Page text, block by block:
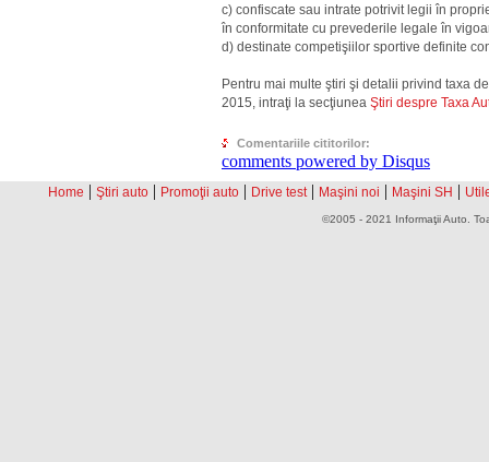
c) confiscate sau intrate potrivit legii în
în conformitate cu prevederile legale în
d) destinate competişiilor sportive definite
Pentru mai multe ştiri şi detalii privind taxa
2015, intraţi la secţiunea Ştiri despre Taxa
Comentariile cititorilor:
comments powered by Disqus
Home | Ştiri auto | Promoţii auto | Drive test | Maşini noi | Maşini SH |
©2005 - 2021 Informaţii Auto.